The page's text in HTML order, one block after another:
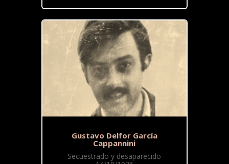
Gustavo Delfor García
Cappannini
Secuestrado y desaparecido